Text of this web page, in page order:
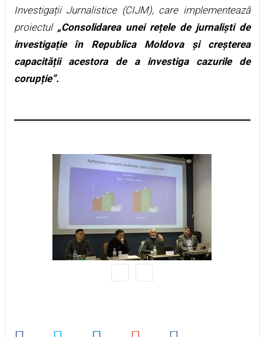
Investigații Jurnalistice (CIJM), care implementează
proiectul „Consolidarea unei rețele de jurnaliști de
investigație în Republica Moldova și creșterea
capacității acestora de a investiga cazurile de
corupție”.